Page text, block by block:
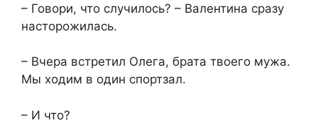
– Говори, что случилось? – Валентина сразу
насторожилась.
– Вчера встретил Олега, брата твоего мужа.
Мы ходим в один спортзал.
– И что?